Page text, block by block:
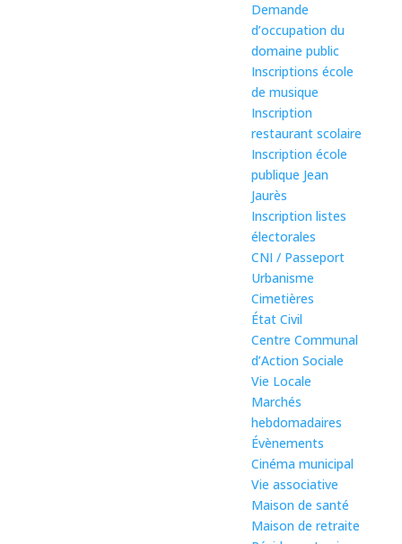
Demande
d’occupation du
domaine public
Inscriptions école
de musique
Inscription
restaurant scolaire
Inscription école
publique Jean
Jaurès
Inscription listes
électorales
CNI / Passeport
Urbanisme
Cimetières
État Civil
Centre Communal
d’Action Sociale
Vie Locale
Marchés
hebdomadaires
Évènements
Cinéma municipal
Vie associative
Maison de santé
Maison de retraite